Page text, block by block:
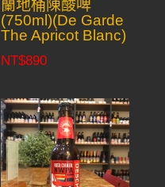
蘭地桶陳酸啤
(750ml)(De Garde
The Apricot Blanc)
NT$890